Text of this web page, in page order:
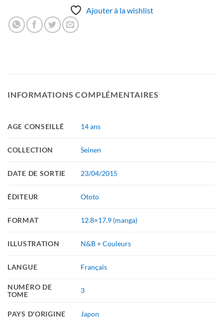
Ajouter à la wishlist
INFORMATIONS COMPLÉMENTAIRES
AGE CONSEILLÉ 14 ans
COLLECTION Seinen
DATE DE SORTIE 23/04/2015
ÉDITEUR Ototo
FORMAT 12.8×17.9 (manga)
ILLUSTRATION N&B + Couleurs
LANGUE Français
NUMÉRO DE
TOME
3
PAYS D'ORIGINE Japon